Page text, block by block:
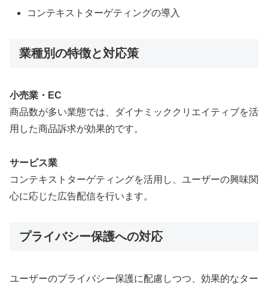
コンテキストターゲティングの導入
業種別の特徴と対応策
小売業・EC
商品数が多い業態では、ダイナミッククリエイティブを活
用した商品訴求が効果的です。
サービス業
コンテキストターゲティングを活用し、ユーザーの興味関
心に応じた広告配信を行います。
プライバシー保護への対応
ユーザーのプライバシー保護に配慮しつつ、効果的なター